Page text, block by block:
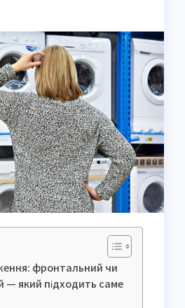
фронтальний чи
— який підходить саме